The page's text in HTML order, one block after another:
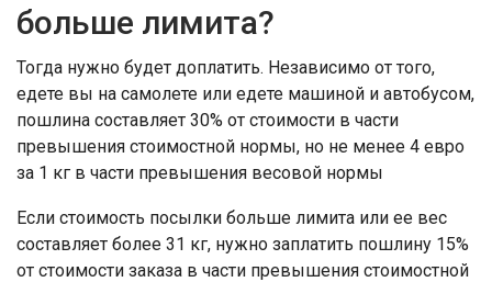
больше лимита?
Тогда нужно будет доплатить. Независимо от того,
едете вы на самолете или едете машиной и автобусом,
пошлина составляет 30% от стоимости в части
превышения стоимостной нормы, но не менее 4 евро
за 1 кг в части превышения весовой нормы
Если стоимость посылки больше лимита или ее вес
составляет более 31 кг, нужно заплатить пошлину 15%
от стоимости заказа в части превышения стоимостной